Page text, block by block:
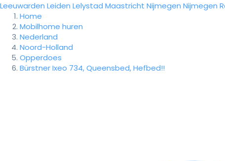
Leeuwarden Leiden Lelystad Maastricht Nijmegen Nijmegen
Home
Mobilhome huren
Nederland
Noord-Holland
Opperdoes
Bürstner Ixeo 734, Queensbed, Hefbed!!